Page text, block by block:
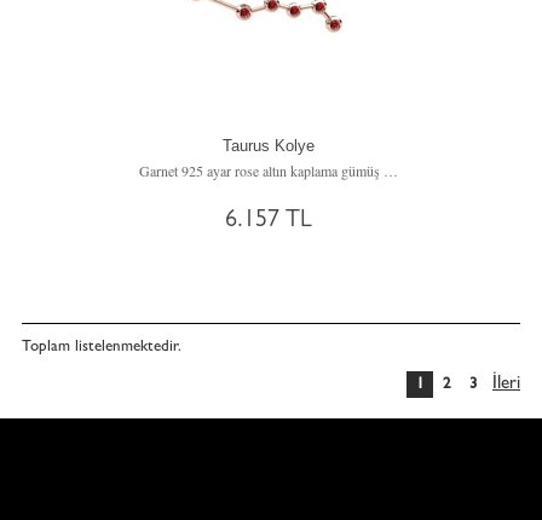
Taurus Kolye
6.157 TL
Toplam listelenmektedir.
İleri
1 2 3